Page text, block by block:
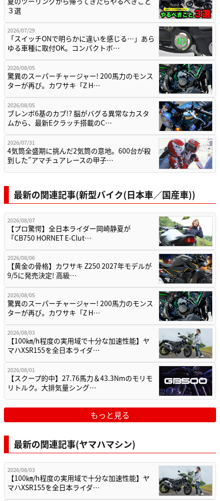
３選
2026/07/29
「スイッチONで明らかに違いを感じる…」あら
ゆる車種に取付OK。コンパクトボ…
2026/08/05
驚異のスーパーチャージャー! 200馬力のモンス
ターが再び。カワサキ「Z H…
2026/08/05
ブレンボ6基のカブ!? 脳がバグる異常なカスタ
ムから、最新Eクラッチ搭載のC…
2026/07/31
4気筒全盛期に挑んだ2気筒の意地。600台が殺
到した”アマチュアレースの甲子…
最新の関連記事(新型バイク(日本車／国産車))
2026/08/07
【プロ驚愕】全日本ライダー岡崎静夏が
「CB750 HORNET E-Clut…
2026/08/06
【黄金の骨格】カワサキ Z250 2027年モデルが
9/5に発売決定! 高級…
2026/08/05
驚異のスーパーチャージャー! 200馬力のモンス
ターが再び。カワサキ「Z H…
2026/08/03
【100㎞/h程度の実用域で十分な加速性能】ヤ
マハXSR155を全日本ライダ…
2026/08/01
【スクープ的中】27.76馬力＆43.3Nmのモリモ
リトルク。大排気量シング…
もっと見る
最新の関連記事(ヤマハマシン)
2026/08/03
【100㎞/h程度の実用域で十分な加速性能】ヤ
マハXSR155を全日本ライダ…